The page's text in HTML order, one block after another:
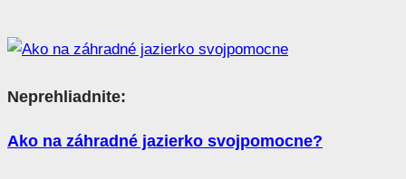
Neprehliadnite:
Ako na záhradné jazierko svojpomocne?